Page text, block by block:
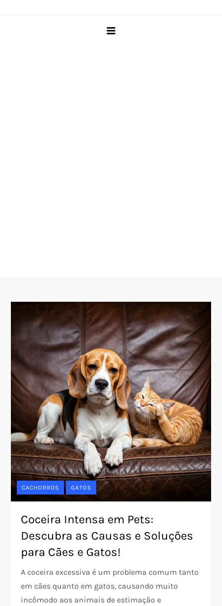
CACHORROS GATOS
Coceira Intensa em Pets:
Descubra as Causas e Soluções
para Cães e Gatos!
A coceira excessiva é um problema comum tanto
em cães quanto em gatos, causando muito
incômodo aos animais de estimação e